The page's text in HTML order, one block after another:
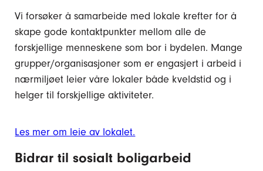
Vi forsøker å samarbeide med lokale krefter for å
skape gode kontaktpunkter mellom alle de
forskjellige menneskene som bor i bydelen. Mange
grupper/organisasjoner som er engasjert i arbeid i
nærmiljøet leier våre lokaler både kveldstid og i
helger til forskjellige aktiviteter.
Les mer om leie av lokalet.
Bidrar til sosialt boligarbeid